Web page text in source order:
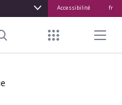
Accessibilité fr
Menu Menu